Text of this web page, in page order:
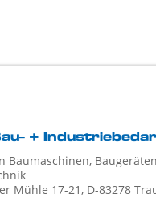
+
Baumaschinen,
Mühle 17-21, D-83278